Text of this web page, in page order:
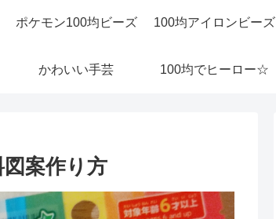
ポケモン100均ビーズ 100均アイロンビーズ
かわいい手芸 100均でヒーロー☆
案作り方